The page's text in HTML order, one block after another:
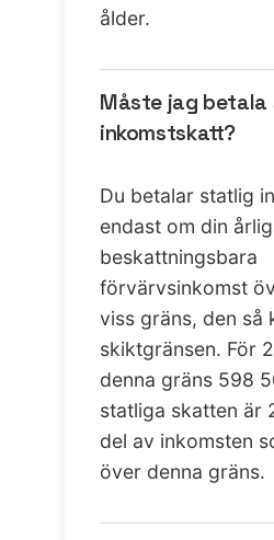
ålder.
Måste jag
inkomstskatt?
Du betalar statlig
endast om din
beskattningsbara
förvärvsinkomst
viss gräns, den så
skiktgränsen. För
denna gräns 598
statliga skatten är
del av inkomsten
över denna gräns.